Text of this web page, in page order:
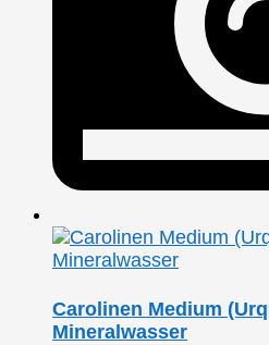
Carolinen Medium
Mineralwasser